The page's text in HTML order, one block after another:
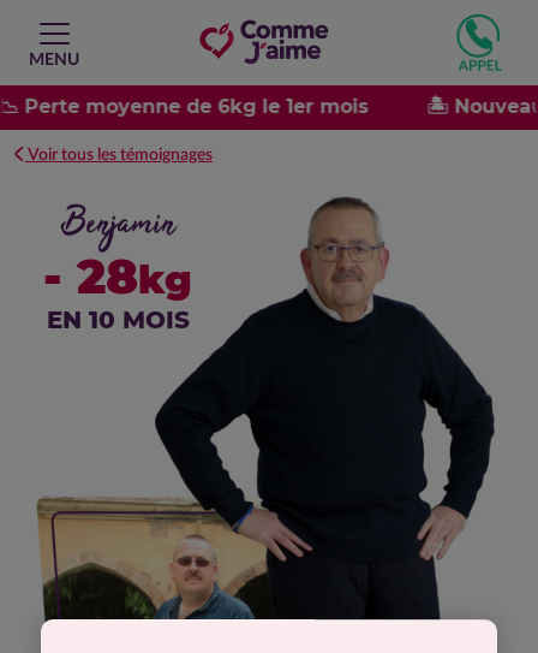
MENU
Perte moyenne de 6kg le 1er mois 🏝️
Voir tous les témoignages
Benjamin
- 28kg
EN 10 MOIS